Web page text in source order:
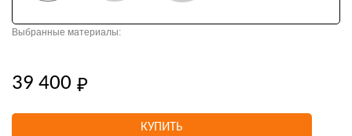
ТКАНЬ
Выбранные материалы:
39 400
КУПИТЬ